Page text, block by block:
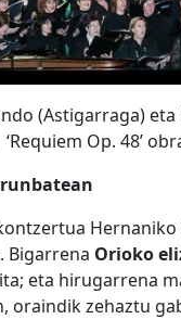
(Astigarraga)
Op. 48’
Bigarrena Orioko
eta hirugarrena
oraindik zehaztu